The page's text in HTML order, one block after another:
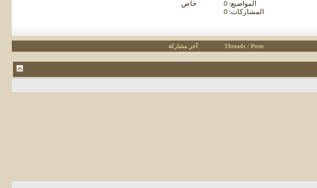
المواضيع: 0
المشاركات: 0
خاص
Threads / Posts آخر مشاركة